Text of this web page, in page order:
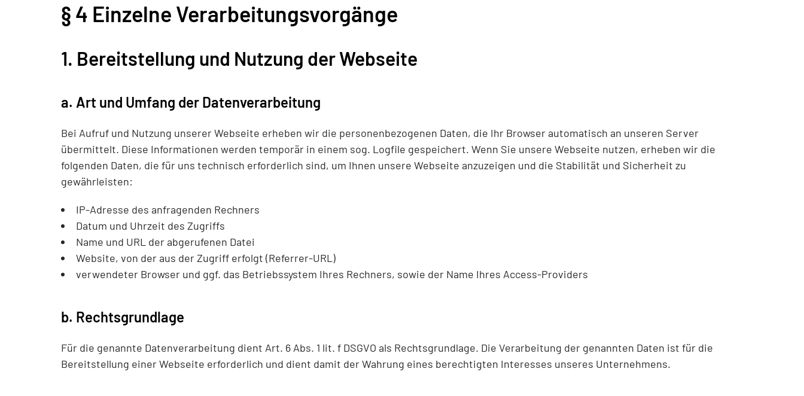
§ 4 Einzelne Verarbeitungsvorgänge
1. Bereitstellung und Nutzung der Webseite
a. Art und Umfang der Datenverarbeitung
Bei Aufruf und Nutzung unserer Webseite erheben wir die personenbezogenen Daten, die Ihr Browser automatisch an unseren Server
übermittelt. Diese Informationen werden temporär in einem sog. Logfile gespeichert. Wenn Sie unsere Webseite nutzen, erheben wir die
folgenden Daten, die für uns technisch erforderlich sind, um Ihnen unsere Webseite anzuzeigen und die Stabilität und Sicherheit zu
gewährleisten:
IP-Adresse des anfragenden Rechners
Datum und Uhrzeit des Zugriffs
Name und URL der abgerufenen Datei
Website, von der aus der Zugriff erfolgt (Referrer-URL)
verwendeter Browser und ggf. das Betriebssystem Ihres Rechners, sowie der Name Ihres Access-Providers
b. Rechtsgrundlage
Für die genannte Datenverarbeitung dient Art. 6 Abs. 1 lit. f DSGVO als Rechtsgrundlage. Die Verarbeitung der genannten Daten ist für die
Bereitstellung einer Webseite erforderlich und dient damit der Wahrung eines berechtigten Interesses unseres Unternehmens.